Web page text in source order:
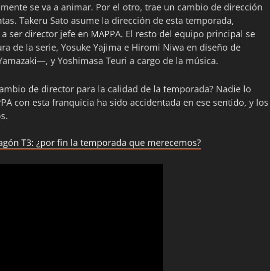
se va a animar. Por el otro, trae un cambio de dirección
Takeru Sato asume la dirección de esta temporada,
ser director jefe en MAPPA. El resto del equipo principal se
de la serie, Yosuke Yajima e Hiromi Niwa en diseño de
y Yoshimasa Teuri a cargo de la música.
de director para la calidad de la temporada? Nadie lo
con esta franquicia ha sido accidentada en ese sentido, y los
T3: ¿por fin la temporada que merecemos?